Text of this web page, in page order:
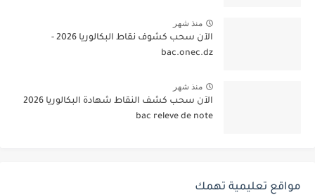
منذ شهر
الآن سحب كشوف نقاط البكالوريا 2026 -
bac.onec.dz
منذ شهر
الآن سحب كشف النقاط شهادة البكالوريا 2026
bac releve de note
مواقع تعليمية تهمك